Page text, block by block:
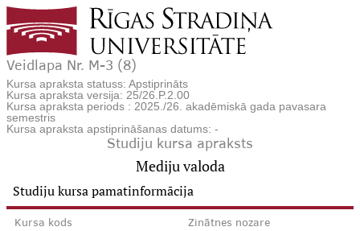
Veidlapa Nr. M-3 (8)
Kursa apraksta statuss: Apstiprināts
Kursa apraksta versija: 25/26.P.2.00
Kursa apraksta periods : 2025./26. akadēmiskā gada pavasara
semestris
Kursa apraksta apstiprināšanas datums: -
Studiju kursa apraksts
Mediju valoda
Studiju kursa pamatinformācija
Kursa kods Zinātnes nozare